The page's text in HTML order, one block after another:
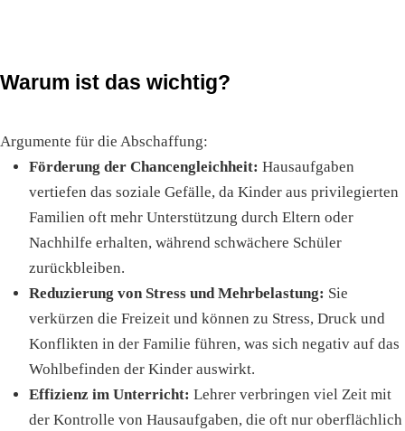
Warum ist das wichtig?
Argumente für die Abschaffung:
Förderung der Chancengleichheit: Hausaufgaben
vertiefen das soziale Gefälle, da Kinder aus privilegierten
Familien oft mehr Unterstützung durch Eltern oder
Nachhilfe erhalten, während schwächere Schüler
zurückbleiben.
Reduzierung von Stress und Mehrbelastung: Sie
verkürzen die Freizeit und können zu Stress, Druck und
Konflikten in der Familie führen, was sich negativ auf das
Wohlbefinden der Kinder auswirkt.
Effizienz im Unterricht: Lehrer verbringen viel Zeit mit
der Kontrolle von Hausaufgaben, die oft nur oberflächlich